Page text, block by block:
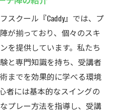
スクール『Caddy』では、プ
が揃っており、個々のスキ
を提供しています。私たち
と専門知識を持ち、受講者
までを効果的に学べる環境
者には基本的なスイングの
プレー方法を指導し、受講